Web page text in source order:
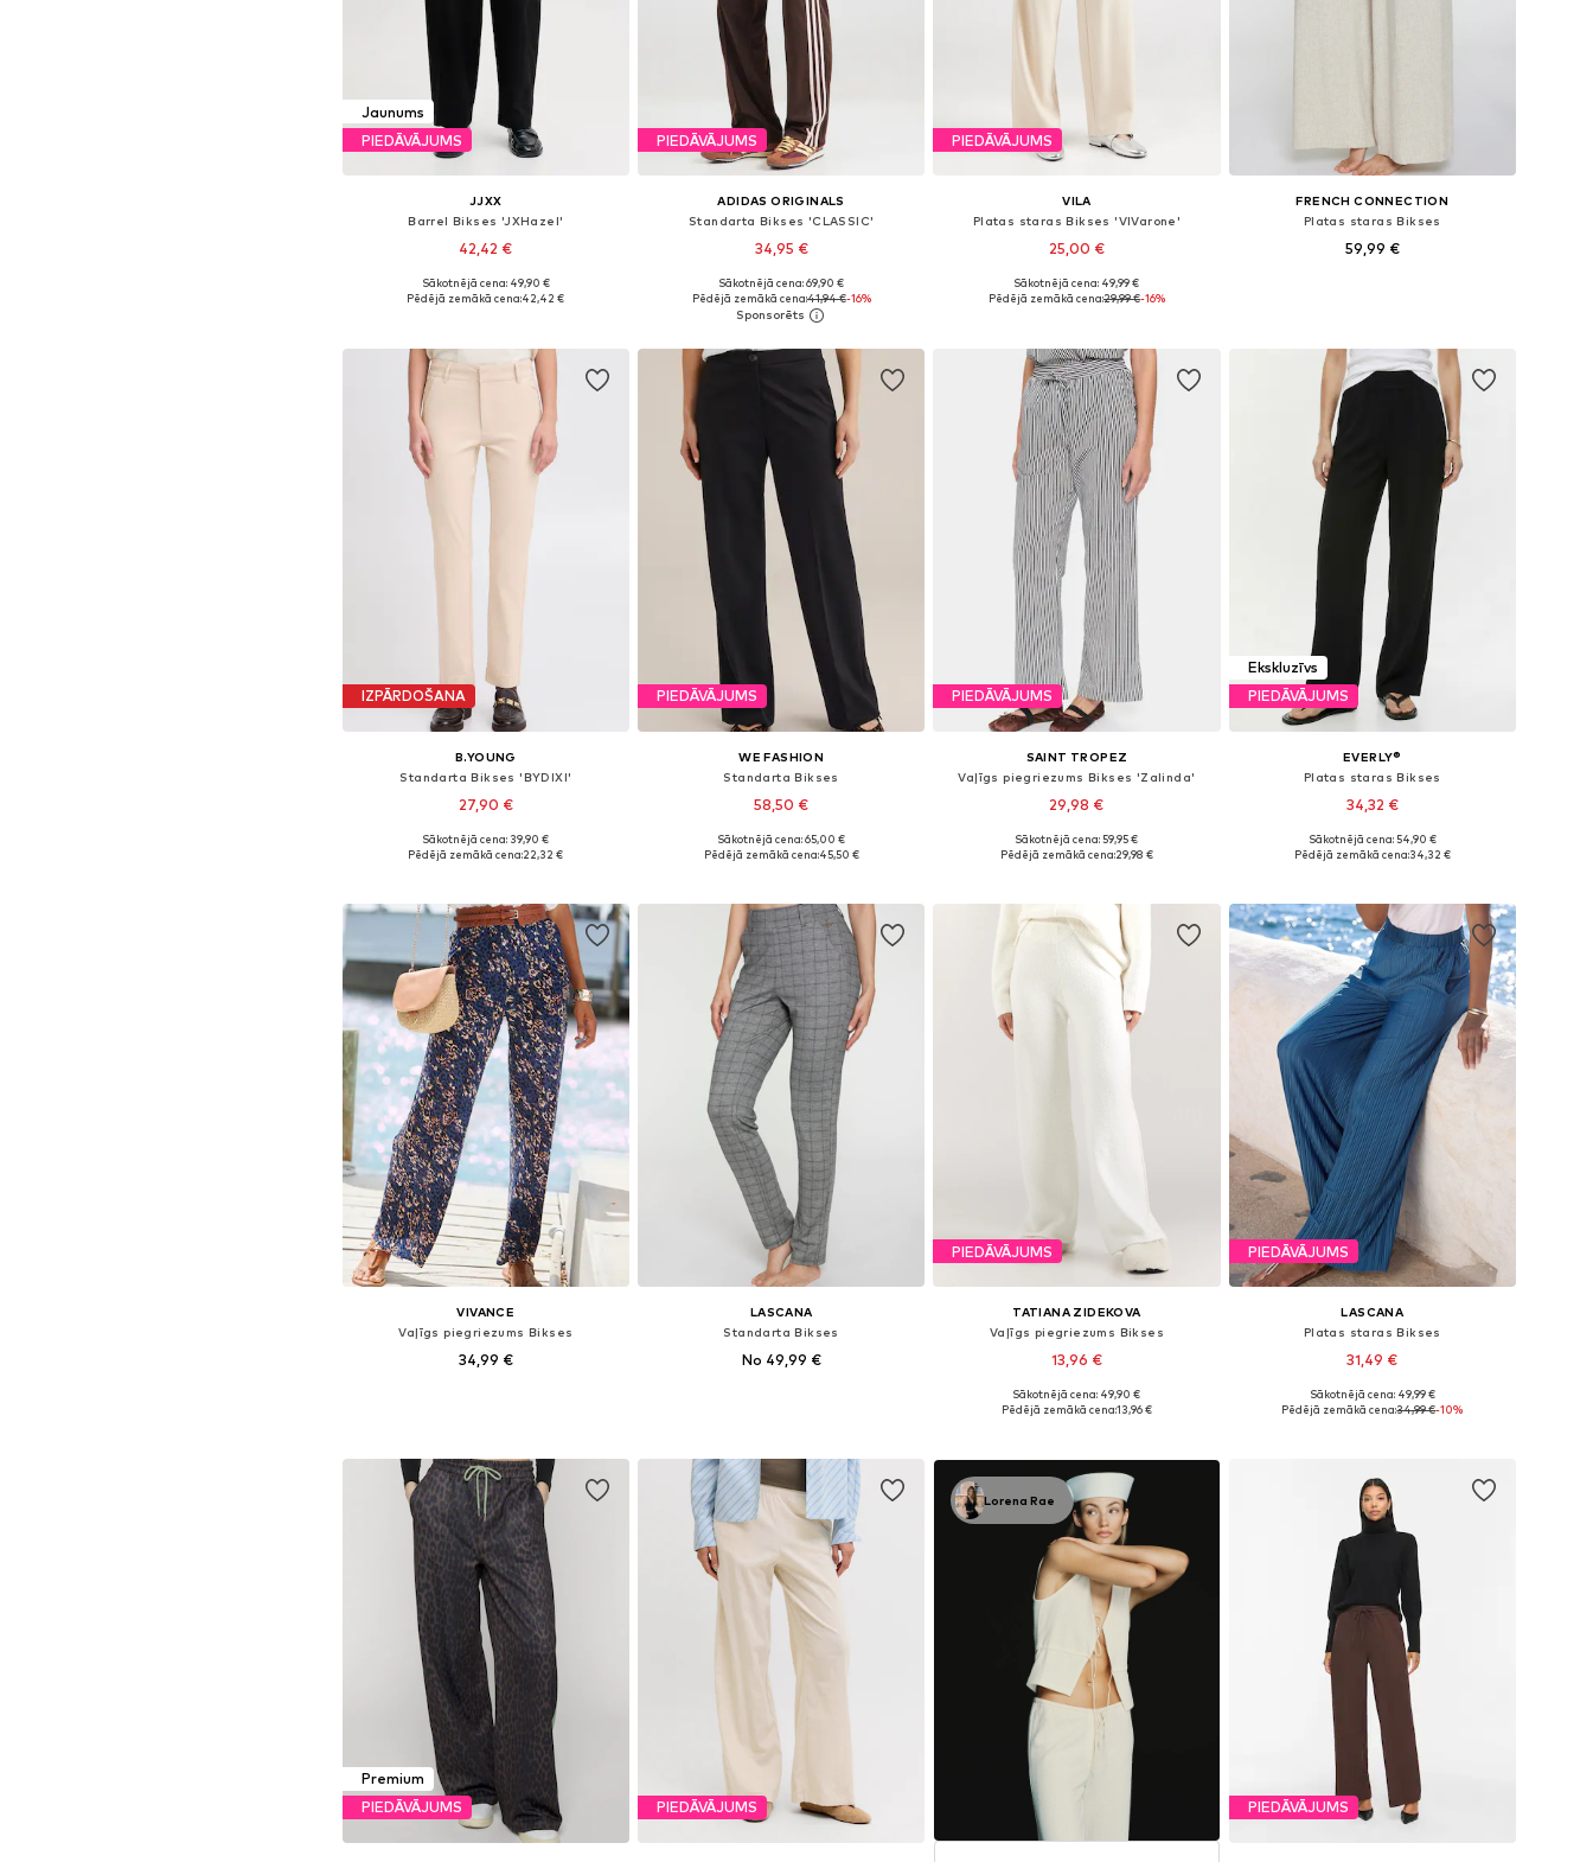
Jaunums
PIEDĀVĀJUMS
JJXX
Barrel Bikses 'JXHazel'
42,42 €
Pieejams daudzos izmēros
Sākotnējā cena: 49,90 €
Pēdējā zemākā cena:42,42 €
PIEDĀVĀJUMS
ADIDAS ORIGINALS
Standarta Bikses 'CLASSIC'
34,95 €
Pieejamie izmēri: 34, 36, 38
Pievienot grozam
Sākotnējā cena: 69,90 €
Pēdējā zemākā cena:41,94 €-16%
PIEDĀVĀJUMS
VILA
Platas staras Bikses 'VIVarone'
25,00 €
+19
Pieejamie izmēri: 34, 36, 38, 40, 42, 44
Sākotnējā cena: 49,99 €
Pēdējā zemākā cena:29,99 €-16%
FRENCH CONNECTION
Platas staras Bikses
59,99 €
IZPĀRDOŠANA
B.YOUNG
Standarta Bikses 'BYDIXI'
27,90 €
Pieejamie izmēri: 36, 38, 40, 42, 44, 46
Sākotnējā cena: 39,90 €
Pēdējā zemākā cena:22,32 €
PIEDĀVĀJUMS
WE FASHION
Standarta Bikses
58,50 €
Pieejams daudzos izmēros
Sākotnējā cena: 65,00 €
Pēdējā zemākā cena:45,50 €
PIEDĀVĀJUMS
SAINT TROPEZ
Vaļīgs piegriezums Bikses 'Zalinda'
29,98 €
Pieejamie izmēri: 34, 36, 38, 40, 42, 44
Sākotnējā cena: 59,95 €
Pēdējā zemākā cena:29,98 €
Ekskluzīvs
PIEDĀVĀJUMS
EVERLY®
Platas staras Bikses
34,32 €
Pieejamie izmēri: 34, 36, 38, 40, 44
Sākotnējā cena: 54,90 €
Pēdējā zemākā cena:34,32 €
VIVANCE
Vaļīgs piegriezums Bikses
34,99 €
LASCANA
Standarta Bikses
No 49,99 €
PIEDĀVĀJUMS
TATIANA ZIDEKOVA
Vaļīgs piegriezums Bikses
13,96 €
Pieejamie izmēri: 40, 42
Sākotnējā cena: 49,90 €
Pēdējā zemākā cena:13,96 €
PIEDĀVĀJUMS
LASCANA
Platas staras Bikses
31,49 €
Pieejamie izmēri: 34, 36, 38, 40
Sākotnējā cena: 49,99 €
Pēdējā zemākā cena:34,99 €-10%
Premium
PIEDĀVĀJUMS
PIEDĀVĀJUMS
Lorena Rae
PIEDĀVĀJUMS